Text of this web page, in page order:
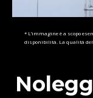
* L’immagine è a scopo
disponibilità. La qualità